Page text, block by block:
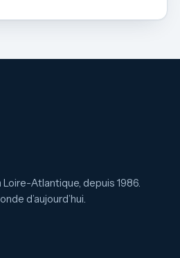
Atlantique, depuis 1986.
d’aujourd’hui.